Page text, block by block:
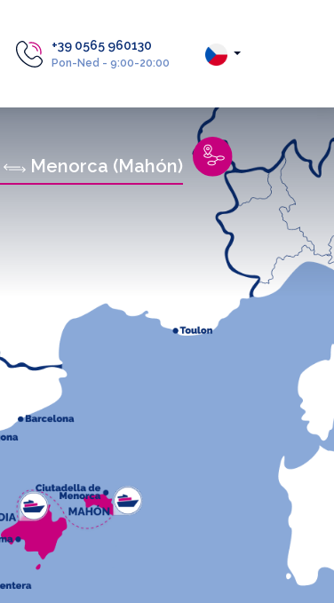
+39 0565 960130
Pon-Ned - 9:00-20:00
Menorca (Mahón)